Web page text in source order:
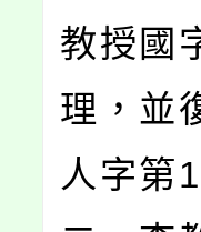
教授國
理，並
人字第